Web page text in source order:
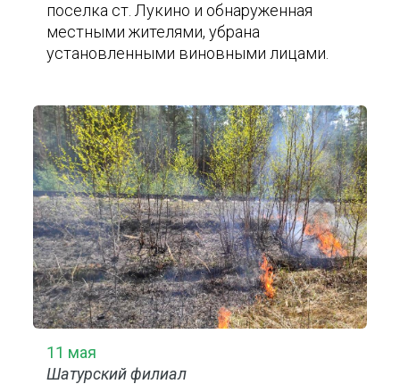
поселка ст. Лукино и обнаруженная
местными жителями, убрана
установленными виновными лицами.
11 мая
Шатурский филиал